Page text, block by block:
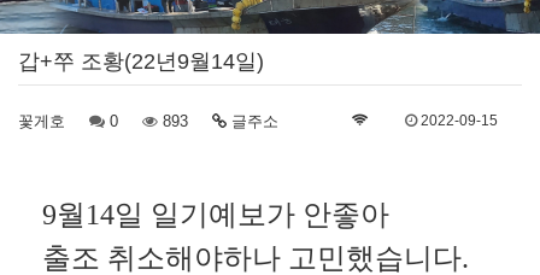
갑+쭈 조황(22년9월14일)
꽃게호 0 893 글주소 2022-09-15
9월14일 일기예보가 안좋아
출조 취소해야하나 고민했습니다.